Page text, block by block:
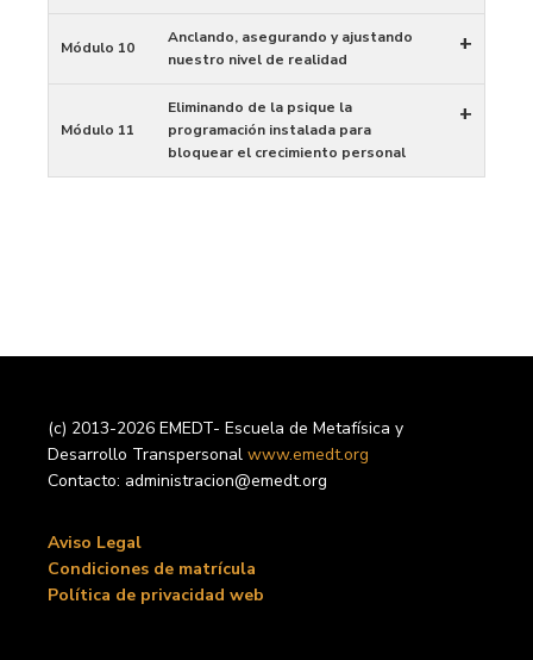
Módulo 10
Anclando, asegurando y ajustando
nuestro nivel de realidad
+
Módulo 11
Eliminando de la psique la
programación instalada para
bloquear el crecimiento personal
+
(c) 2013-2026 EMEDT- Escuela de Metafísica y
Desarrollo Transpersonal www.emedt.org
Contacto: administracion@emedt.org
Aviso Legal
Condiciones de matrícula
Política de privacidad web